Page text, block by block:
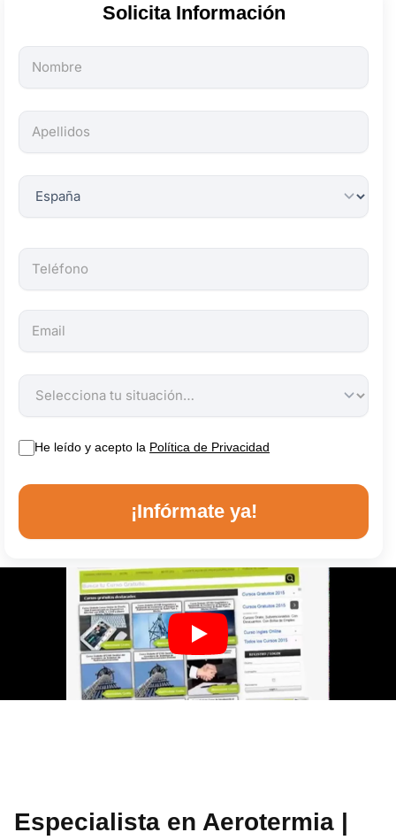
Solicita Información
Todos
los
son
obligatorios.
He leído y acepto la Política de Privacidad
¡Infórmate ya!
Especialista en Aerotermia |